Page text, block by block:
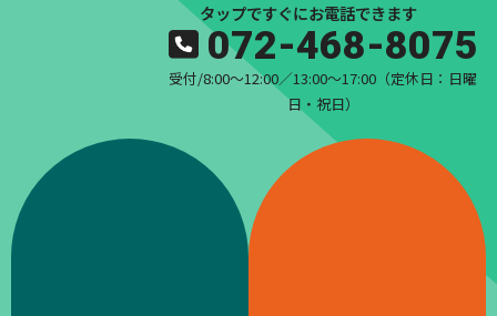
タップですぐにお電話できます
072-468-8075
受付/8:00〜12:00／13:00〜17:00（定休日：日曜
日・祝日）